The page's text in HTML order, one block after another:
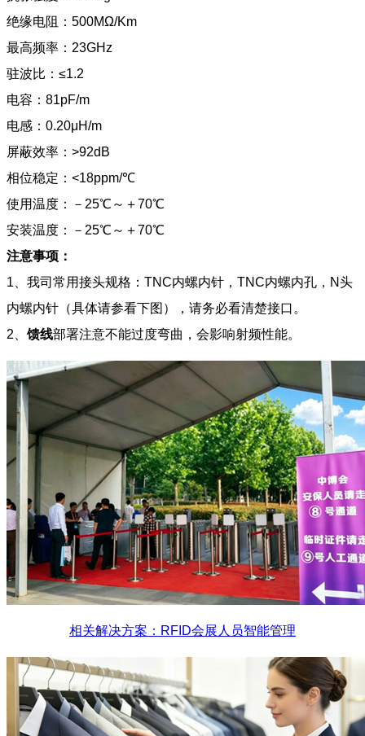
绝缘电阻：500MΩ/Km
最高频率：23GHz
驻波比：≤1.2
电容：81pF/m
电感：0.20μH/m
屏蔽效率：>92dB
相位稳定：<18ppm/℃
使用温度：－25℃～＋70℃
安装温度：－25℃～＋70℃
注意事项：
1、我司常用接头规格：TNC内螺内针，TNC内螺内孔，N头
内螺内针（具体请参看下图），请务必看清楚接口。
2、 馈线部署注意不能过度弯曲，会影响射频性能。
相关解决方案：RFID会展人员智能管理